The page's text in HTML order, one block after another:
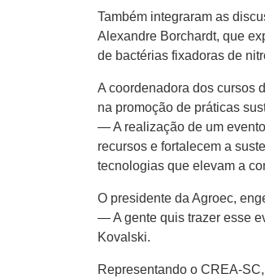
Também integraram as
Alexandre Borchardt, que
de bactérias fixadoras de
A coordenadora dos cursos
na promoção de práticas
— A realização de um
recursos e fortalecem a
tecnologias que elevam a
O presidente da Agroec,
— A gente quis trazer esse
Kovalski.
Representando o CREA-